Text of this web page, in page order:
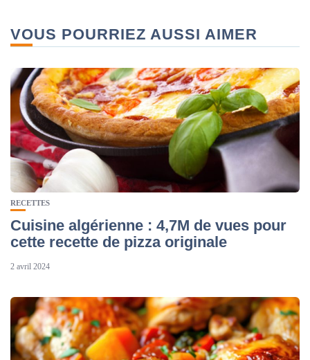
VOUS POURRIEZ AUSSI AIMER
RECETTES
Cuisine algérienne : 4,7M de vues pour
cette recette de pizza originale
2 avril 2024